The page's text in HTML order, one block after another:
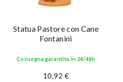
Statua Pastore con Cane
Fontanini
Consegna garantita in 24/48h
10,92 €